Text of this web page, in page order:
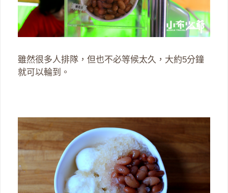
雖然很多人排隊，但也不必等候太久，大約5分鐘
就可以輪到。